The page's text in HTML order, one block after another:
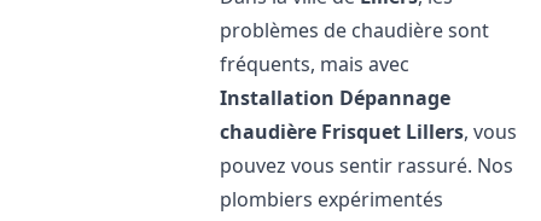
problèmes de chaudière sont
fréquents, mais avec
Installation Dépannage
chaudière Frisquet Lillers, vous
pouvez vous sentir rassuré. Nos
plombiers expérimentés